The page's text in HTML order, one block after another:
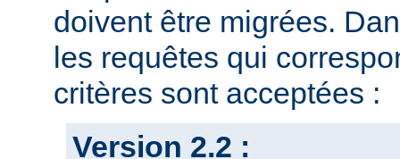
doivent être migrées.
les requêtes qui
critères sont acceptées :
Version 2.2 :